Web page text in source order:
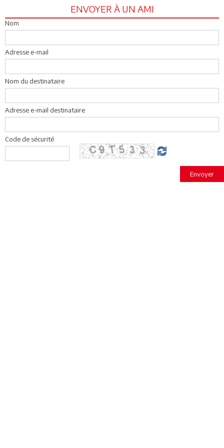
ENVOYER À UN AMI
Nom
Adresse e-mail
Nom du destinataire
Adresse e-mail destinataire
Code de sécurité
Envoyer